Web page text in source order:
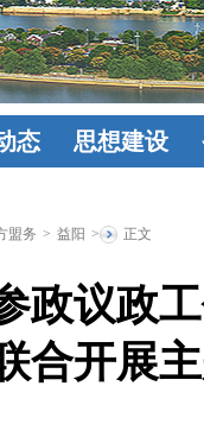
态
盟务
思想建设
习资料 民盟
传统教育基
地 统战理论
研究 征文选
盟务 > 益阳 > 正文
政议政
合开展